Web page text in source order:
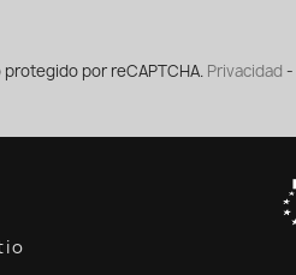
protegido por reCAPTCHA. Privacidad -